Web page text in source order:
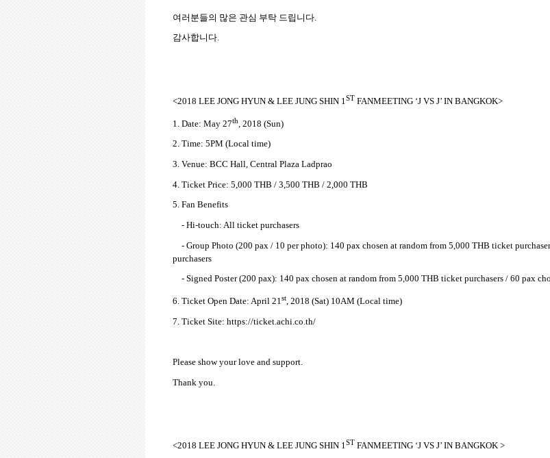
여러분들의 많은 관심 부탁 드립니다
감사합니다.
<2018 LEE JONG HYUN & LEE JUNG SHIN 1 ST FANMEETING ‘J VS J’ IN BANGKOK>
1. Date: May 27th , 2018 (Sun)
2. Time: 5PM (Local time)
3. Venue: BCC Hall, Central Plaza Ladprao
4. Ticket Price: 5,000 THB / 3,500 THB / 2,000 THB
5. Fan Benefits
- Hi-touch: All ticket purchasers
- Group Photo (200 pax / 10 per photo): 140 pax chosen at random from 5,000 THB ticket
purchasers
- Signed Poster (200 pax): 140 pax chosen at random from 5,000 THB ticket purchasers / 60 pax
6. Ticket Open Date: April 21st, 2018 (Sat) 10AM (Local time)
7. Ticket Site: https://ticket.achi.co.th/
Please show your love and support.
Thank you.
<2018 LEE JONG HYUN & LEE JUNG SHIN 1ST FANMEETING ‘J VS J’ IN BANGKOK >